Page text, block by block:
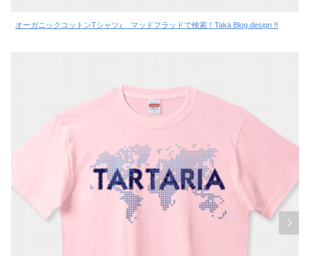
オーガニックコットンTシャツ♪ マッドフラッドで検索！Taka Blog design !!